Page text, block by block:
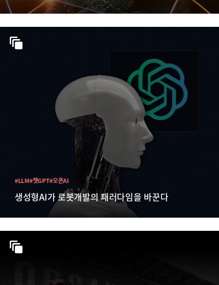
생성형AI가 로봇개발의 패러다임을 바꾼다
#LLM#챗GPT#오픈AI